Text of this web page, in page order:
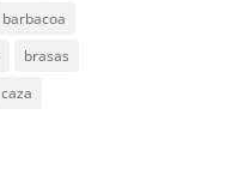
barbacoa
brasas
caza